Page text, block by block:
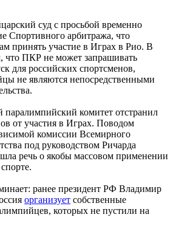
суд с просьбой временно
Спортивного арбитража, что
принять участие в Играх в Рио. В
что ПКР не может запрашивать
для российских спортсменов,
не являются непосредственными
комитет отстранил
от участия в Играх. Поводом
комиссии Всемирного
под руководством Ричарда
речь о якобы массовом применении
ранее президент РФ Владимир
организует собственные
которых не пустили на